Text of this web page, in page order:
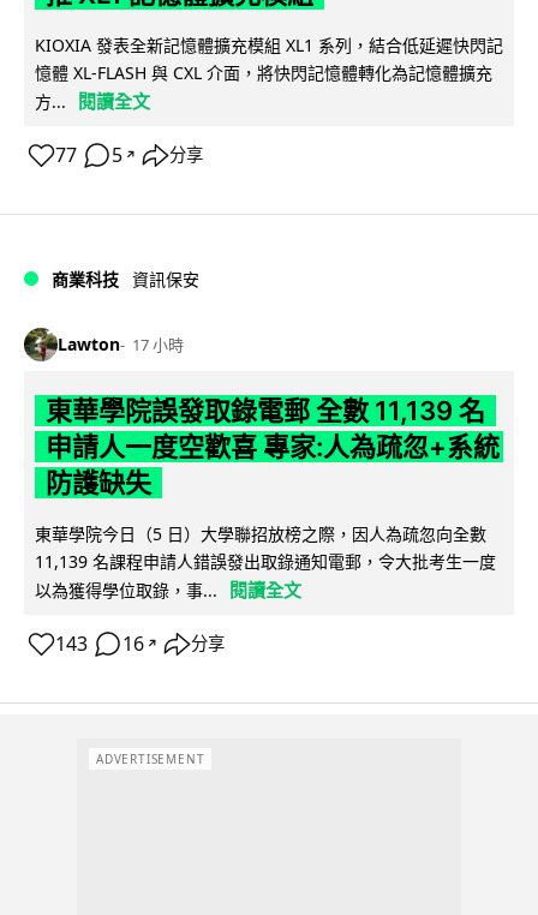
KIOXIA 發表全新記憶體擴充模組 XL1 系列，結合低延遲快閃記
憶體 XL-FLASH 與 CXL 介面，將快閃記憶體轉化為記憶體擴充
方...
閱讀全文
77 5 ↗ 分享
商業科技 資訊保安
Lawton 17 小時
東華學院誤發取錄電郵 全數 11,139 名
申請人一度空歡喜 專家:人為疏忽+系統
防護缺失
東華學院今日（5 日）大學聯招放榜之際，因人為疏忽向全數
11,139 名課程申請人錯誤發出取錄通知電郵，令大批考生一度
以為獲得學位取錄，事...
閱讀全文
143 16 ↗ 分享
ADVERTISEMENT